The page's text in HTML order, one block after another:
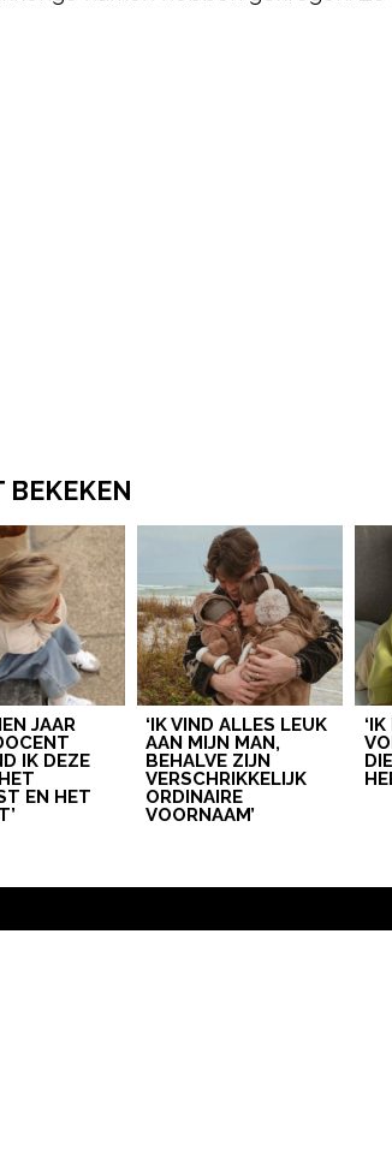
BEKEKEN
JAAR
IK DEZE
EN HET
‘IK VIND ALLES LEUK
AAN MIJN MAN,
BEHALVE ZIJN
VERSCHRIKKELIJK
ORDINAIRE
VOORNAAM’